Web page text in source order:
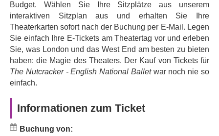
Familienerlebnis in der Weihnachtszeit? Dann istder
Nussknacker
des English National Ballet im London
Coliseum genau das Richtige für Sie! Die Vorstellungen
waren in den Jahren 2017, 2018, 2019 und 2021 in
Rekordzeit ausverkauft, sichern Sie sich also schnell Ihre
Tickets.
Worum geht es in dem Nussknacker?
Der Nussknacker
der jungen Clara, die im London der Edwardianischen
Ära lebt. Als sie am Vorabend von Weihnachten eine
magische Nussknackerpuppe geschenkt bekommt,
Budget. Wählen Sie Ihre Sitzplätze aus unserem
interaktiven Sitzplan aus und erhalten Sie Ihre
Theaterkarten sofort nach der Buchung per E-Mail. Legen
Sie einfach Ihre E-Tickets am Theatertag vor und erleben
Sie, was London und das West End am besten zu bieten
haben: die Magie des Theaters. Der Kauf von Tickets für
The Nutcracker - English National Balletwar noch nie so
einfach.
Informationen zum Ticket
Buchung von: